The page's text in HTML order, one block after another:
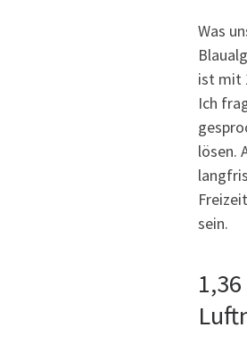
Was
ist mit
Ich
lösen.
sein.